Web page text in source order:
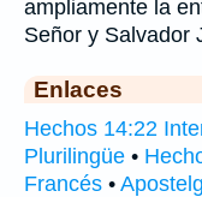
ampliamente la
Señor y Salvador
Enlaces
Hechos 14:22
Plurilingüe •
Francés •